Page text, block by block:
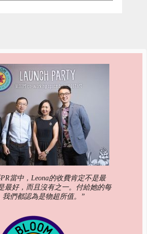
當中，Leona的收費肯定不是最
最好，而且沒有之一。付給她的每
我們都認為是物超所值。”